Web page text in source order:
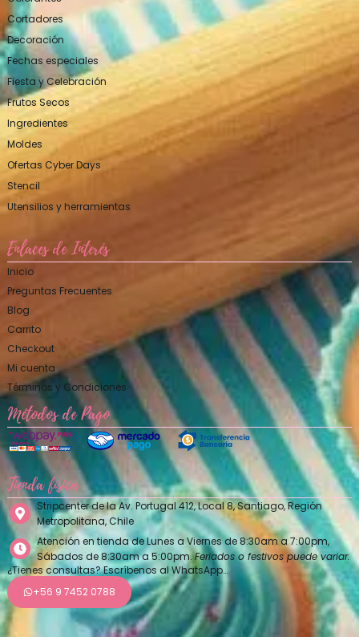
Cortadores
Decoración
Fechas especiales
Fiesta y Celebración
Frutos Secos
Ingredientes
Moldes
Ofertas Cyber Days
Stencil
Utensilios y herramientas
Enlaces de Interés
Inicio
Preguntas Frecuentes
Blog
Carrito
Checkout
Mi cuenta
Términos y Condiciones
Métodos de Pago
Tienda física
Stripcenter de la Av. Portugal 412, Local 8, Santiago, Región
Metropolitana, Chile
Atención en tienda de Lunes a Viernes de 8:30am a 7:00pm,
Sábados de 8:30am a 5:00pm.Feriados o festivos puede variar.
¿Tienes consultas? Escríbenos al WhatsApp…
+56 9 7452 0788